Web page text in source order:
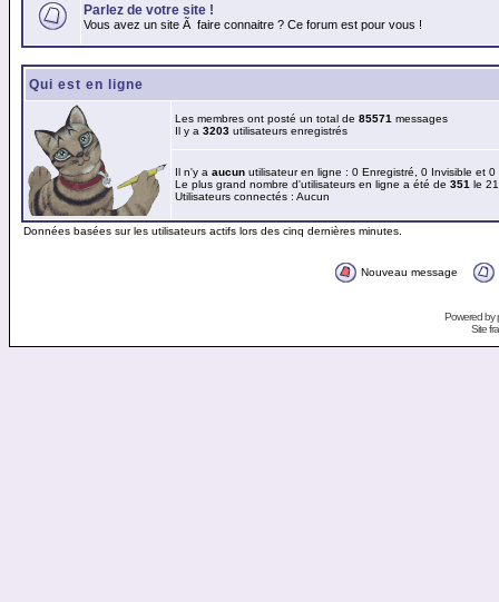
Parlez de votre site !
Vous avez un site Ã faire connaitre ? Ce forum est pour vous !
Qui est en ligne
Les membres ont posté un total de 85571 messages
Il y a 3203 utilisateurs enregistrés
Il n'y a aucun utilisateur en ligne : 0 Enregistré, 0 Invisible et
Le plus grand nombre d'utilisateurs en ligne a été de 351 le
Utilisateurs connectés : Aucun
Données basées sur les utilisateurs actifs lors des cinq dernières minutes.
Nouveau message
Powered by
Site